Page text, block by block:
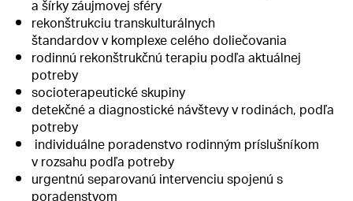
a šírky záujmovej sféry
rekonštrukciu transkulturálnych
štandardovv komplexe celého doliečovania
rodinnú rekonštrukčnú terapiupodľa aktuálnej
potreby
socioterapeutické skupiny
detekčné a diagnostické návštevy v rodinách, podľa
potreby
individuálne poradenstvo rodinným príslušníkom
v rozsahu podľa potreby
urgentnú separovanú intervenciu spojenú s